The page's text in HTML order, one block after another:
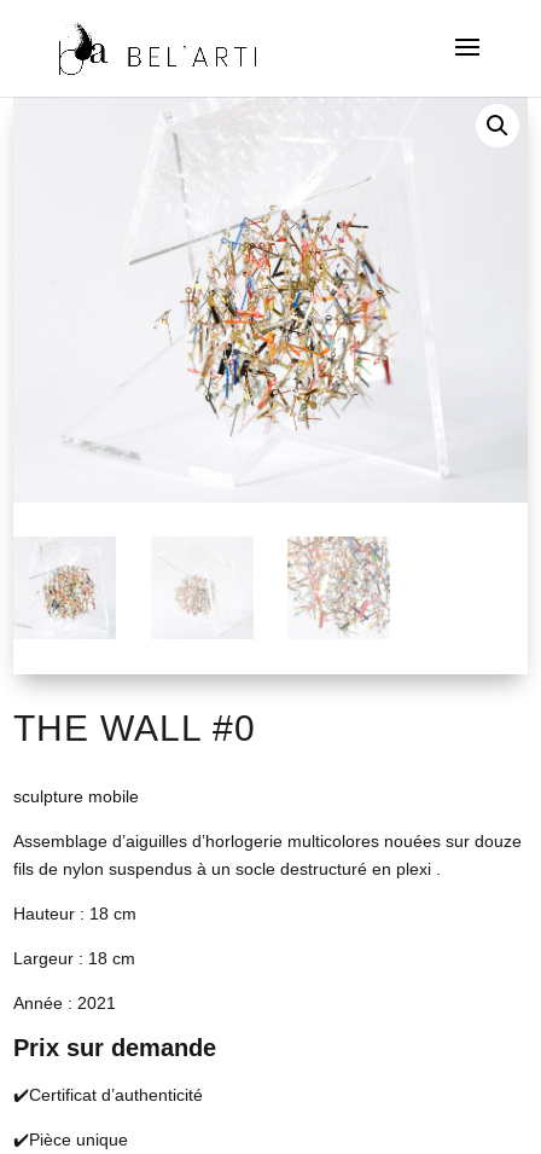
THE WALL #0
sculpture mobile
Assemblage d’aiguilles d’horlogerie multicolores nouées sur douze
fils de nylon suspendus à un socle destructuré en plexi .
Hauteur : 18 cm
Largeur : 18 cm
Année : 2021
Prix sur demande
✔️Certificat d’authenticité
✔️Pièce unique